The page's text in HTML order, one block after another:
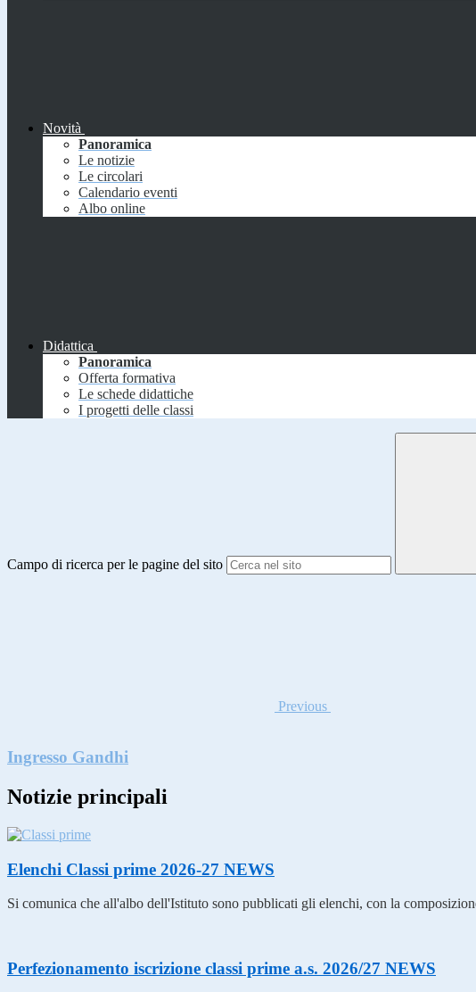
Novità
Panoramica
Le notizie
Le circolari
Calendario eventi
Albo online
Didattica
Panoramica
Offerta formativa
Le schede didattiche
I progetti delle classi
Campo di ricerca per le pagine del sito
Previous
Ingresso Gandhi
Notizie principali
Elenchi Classi prime 2026-27 NEWS
Si comunica che all'albo dell'Istituto sono pubblicati gli elenchi, con la
Perfezionamento iscrizione classi prime a.s. 2026/27 NEWS